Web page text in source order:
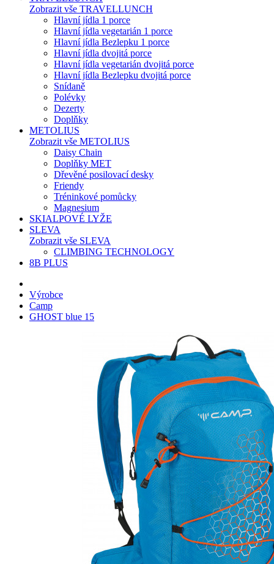
Zobrazit vše TRAVELLUNCH
Hlavní jídla 1 porce
Hlavní jídla vegetarián 1 porce
Hlavní jídla Bezlepku 1 porce
Hlavní jídla dvojitá porce
Hlavní jídla vegetarián dvojitá porce
Hlavní jídla Bezlepku dvojitá porce
Snídaně
Polévky
Dezerty
Doplňky
METOLIUS
Zobrazit vše METOLIUS
Daisy Chain
Doplňky MET
Dřevěné posilovací desky
Friendy
Tréninkové pomůcky
Magnesium
SKIALPOVÉ LYŽE
SLEVA
Zobrazit vše SLEVA
CLIMBING TECHNOLOGY
8B PLUS
Výrobce
Camp
GHOST blue 15